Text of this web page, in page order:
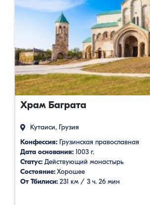
Храм Баграта
Кутаиси, Грузия
Конфессия: Грузинская православная
Дата основания: 1003 г.
Статус: Действующий монастырь
Состояние:Хорошее
От Тбилиси: 231 км / 3 ч. 26 мин